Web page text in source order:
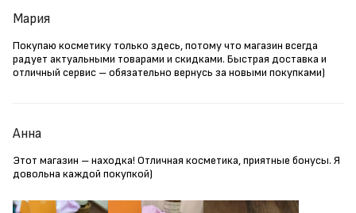
Мария
Покупаю косметику только здесь, потому что магазин всегда
радует актуальными товарами и скидками. Быстрая доставка и
отличный сервис – обязательно вернусь за новыми покупками)
Анна
Этот магазин – находка! Отличная косметика, приятные бонусы. Я
довольна каждой покупкой)